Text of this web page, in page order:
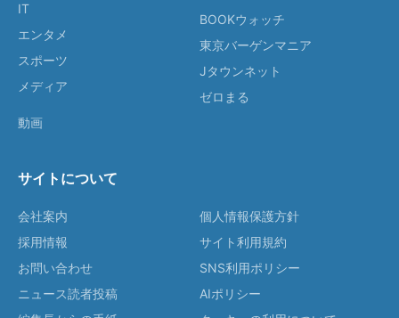
IT
エンタメ
スポーツ
メディア
動画
BOOKウォッチ
東京バーゲンマニア
Jタウンネット
ゼロまる
サイトについて
会社案内
採用情報
お問い合わせ
ニュース読者投稿
個人情報保護方針
サイト利用規約
SNS利用ポリシー
AIポリシー